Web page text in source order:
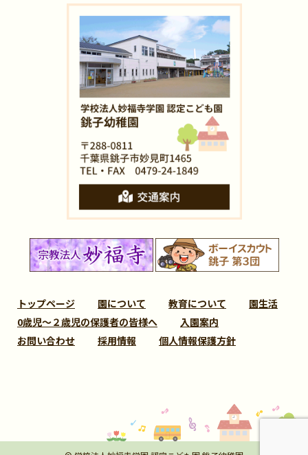
トップページ 園について 教育について
園生活
0歳児～２歳児の保護者の皆様へ
入園案内
お問い合わせ
採用情報 個人情報保護方針